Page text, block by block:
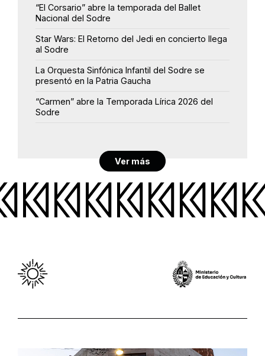
“El Corsario” abre la temporada del Ballet
Nacional del Sodre
Star Wars: El Retorno del Jedi en concierto llega
al Sodre
La Orquesta Sinfónica Infantil del Sodre se
presentó en la Patria Gaucha
“Carmen” abre la Temporada Lírica 2026 del
Sodre
Ver más